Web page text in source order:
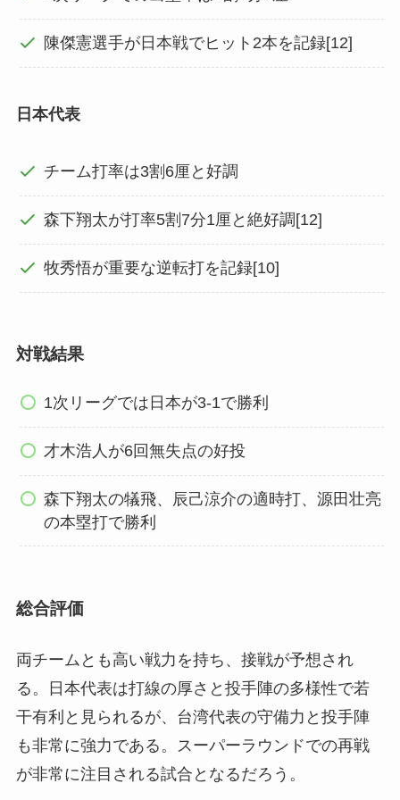
陳傑憲選手が日本戦でヒット2本を記録[12]
日本代表
チーム打率は3割6厘と好調
森下翔太が打率5割7分1厘と絶好調[12]
牧秀悟が重要な逆転打を記録[10]
対戦結果
1次リーグでは日本が3-1で勝利
才木浩人が6回無失点の好投
森下翔太の犠飛、辰己涼介の適時打、源田壮亮
の本塁打で勝利
総合評価
両チームとも高い戦力を持ち、接戦が予想され
る。日本代表は打線の厚さと投手陣の多様性で若
干有利と見られるが、台湾代表の守備力と投手陣
も非常に強力である。スーパーラウンドでの再戦
が非常に注目される試合となるだろう。